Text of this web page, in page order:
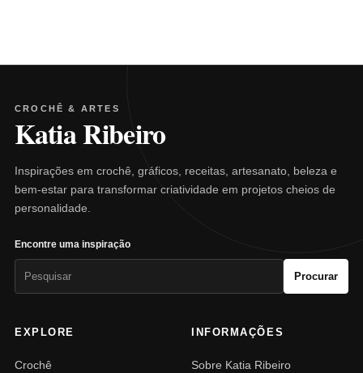
CROCHÊ & ARTES
Katia Ribeiro
Inspirações em crochê, gráficos, receitas, artesanato, beleza e
bem-estar para transformar criatividade em projetos cheios de
personalidade.
Encontre uma inspiração
Procurar
EXPLORE
Crochê
INFORMAÇÕES
Sobre Katia Ribeiro